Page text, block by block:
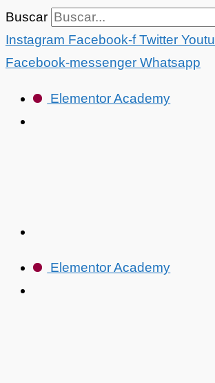
Ir
al
contenido
Buscar
Instagram Facebook-f Twitter
Facebook-messenger Whatsapp
Elementor Academy
Elementor Academy